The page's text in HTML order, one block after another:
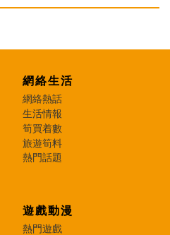
網絡生活
網絡熱話
生活情報
筍買着數
旅遊筍料
熱門話題
遊戲動漫
熱門遊戲